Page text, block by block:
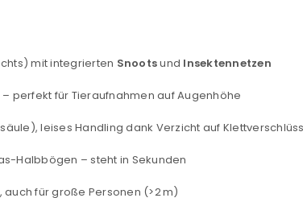
mit integrierten Snootsund Insektennetzen
perfekt für Tieraufnahmen auf Augenhöhe
leises Handling dank Verzicht auf
Halbbögen – steht in Sekunden
für große Personen (>2 m)